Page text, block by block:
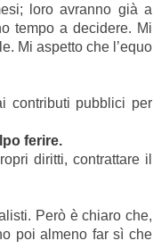
loro avranno già a
tempo a decidere. Mi
Mi aspetto che l’equo
contributi pubblici per
ferire.
diritti, contrattare il
Però è chiaro che,
poi almeno far sì che